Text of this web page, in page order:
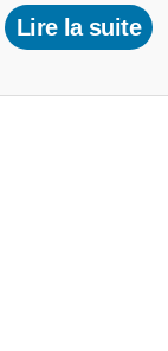
Lire la suite